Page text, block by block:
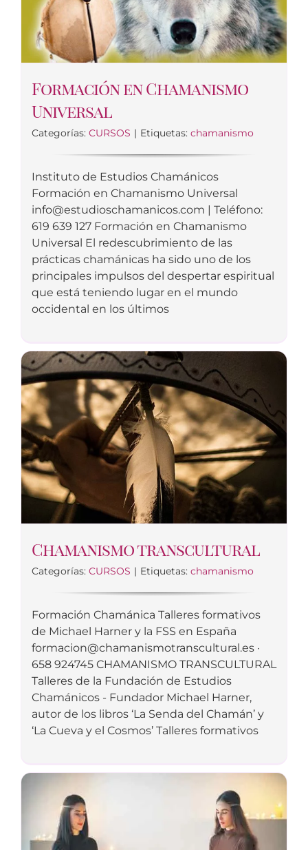
Formación en Chamanismo
Universal
Categorías: CURSOS | Etiquetas: chamanismo
Instituto de Estudios Chamánicos
Formación en Chamanismo Universal
info@estudioschamanicos.com | Teléfono:
619 639 127 Formación en Chamanismo
Universal El redescubrimiento de las
prácticas chamánicas ha sido uno de los
principales impulsos del despertar espiritual
que está teniendo lugar en el mundo
occidental en los últimos
Chamanismo transcultural
Categorías: CURSOS | Etiquetas: chamanismo
Formación Chamánica Talleres formativos
de Michael Harner y la FSS en España
formacion@chamanismotranscultural.es·
658 924745 CHAMANISMO TRANSCULTURAL
Talleres de la Fundación de Estudios
Chamánicos - Fundador Michael Harner,
autor de los libros ‘La Senda del Chamán’ y
‘La Cueva y el Cosmos’ Talleres formativos